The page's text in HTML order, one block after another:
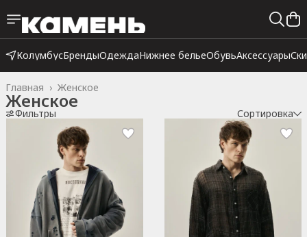
КолумбусБрендыОдеждаНижнее бельеОбувьАксессуары
Женское
Главная ›
Женское
Фильтры Сортировка